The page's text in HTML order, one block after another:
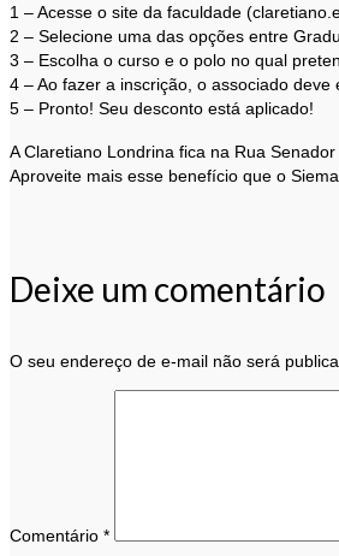
1 – Acesse o site da faculdade
2 – Selecione uma das opções entre
3 – Escolha o curso e o polo no qual
4 – Ao fazer a inscrição, o associado
5 – Pronto! Seu desconto está aplicado!
A Claretiano Londrina fica na Rua
Aproveite mais esse benefício que o
Deixe um comentário
O seu endereço de e-mail não será
Comentário *